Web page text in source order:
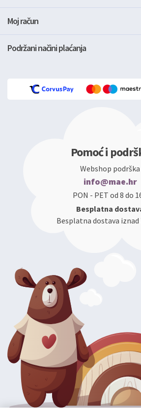
Moj račun
Podržani načini plaćanja
Pomoć i
Webshop podrška
info@mae.hr
PON - PET od 8 do
Besplatna
Besplatna dostava iznad